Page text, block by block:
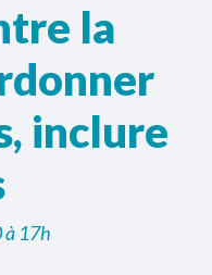
la
inclure
17h